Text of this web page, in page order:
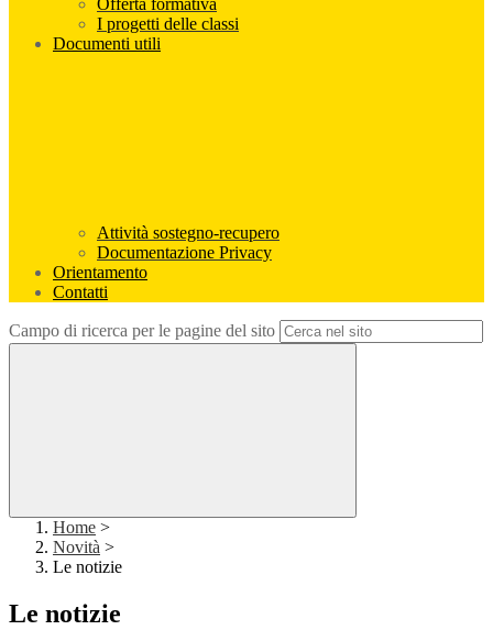
Offerta formativa
I progetti delle classi
Documenti utili
Attività sostegno-recupero
Documentazione Privacy
Orientamento
Contatti
Campo di ricerca per le pagine del sito
Home >
Novità >
Le notizie
Le notizie